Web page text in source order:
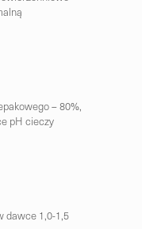
– 80%,
pH cieczy
dawce 1,0-1,5